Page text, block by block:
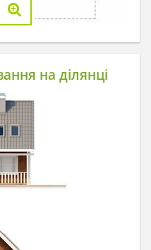
на ділянці